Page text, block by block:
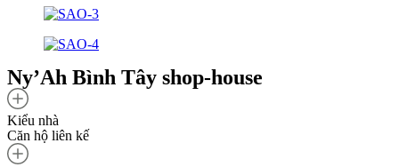
Ny’Ah Bình Tây shop-house
Kiểu nhà
Căn hộ liên kế